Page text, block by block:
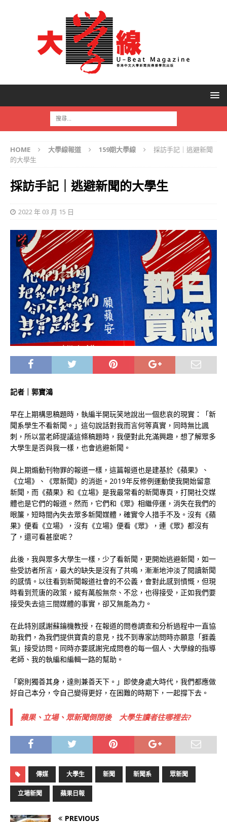
HOME 大學線報道 159期大學線
採訪手記｜逃避新聞
的大學生
採訪手記｜逃避新聞的大學生
2022 年 03 月 15 日
記者｜郭寶鴻
早在上期構思稿題時，執編半開玩笑地說出一個悲哀的現實：「新
聞系學生不看新聞。」這句說話對我而言何等真實，同時無比諷
刺，所以當老師提議這條稿題時，我便對此充滿興趣，想了解眾多
大學生是否與我一樣，也會逃避新聞。
與上期煽動刊物罪的報道一樣，這篇報道也是建基於《蘋果》、
《立場》、《眾新聞》的消逝。2019年反修例運動使我開始留意
新聞，而《蘋果》和《立場》是我最常看的新聞專頁，打開社交媒
體也是它們的報道。然而，它們和《眾》相繼停運，消失在我們的
眼簾，短時間內失去眾多新聞媒體，確實令人措手不及。沒有《蘋
果》便看《立場》，沒有《立場》便看《眾》，連《眾》都沒有
了，還可看甚麼呢？
此後，我與眾多大學生一樣，少了看新聞，更開始逃避新聞，如一
些受訪者所言，最大的缺失是沒有了共鳴，漸漸地沖淡了閱讀新聞
的感情。以往看到新聞報道社會的不公義，會對此感到憤慨，但現
時看到荒唐的政策，縱有萬般無奈、不忿，也得接受，正如我們要
接受失去這三間媒體的事實，卻又無能為力。
在此特別感謝蘇鑰機教授，在報道的問卷調查和分析過程中一直協
助我們，為我們提供寶貴的意見，找不到專家訪問時亦願意「捱義
氣」接受訪問。同時亦要感謝完成問卷的每一個人、大學線的指導
老師、我的執編和編輯一路的幫助。
「窮則獨善其身，達則兼善天下。」即使身處大時代，我們都應做
好自己本分，令自己變得更好，在困難的時期下，一起撐下去。
蘋果、立場、眾新聞倒閉後 大學生讀者往哪裡去?
傳媒 大學生 新聞 新聞系 眾新聞
立場新聞 蘋果日報
PREVIOUS